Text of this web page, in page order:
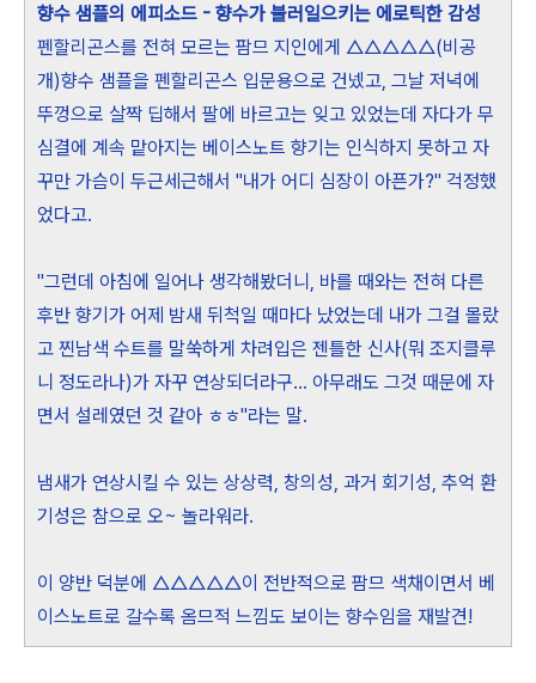
향수 샘플의 에피소드 - 향수가 불러일으키는 에로틱한 감성
펜할리곤스를 전혀 모르는 팜므 지인에게 △△△△△(비공
개)향수 샘플을 펜할리곤스 입문용으로 건넸고, 그날 저녁에
뚜껑으로 살짝 딥해서 팔에 바르고는 잊고 있었는데 자다가 무
심결에 계속 맡아지는 베이스노트 향기는 인식하지 못하고 자
꾸만 가슴이 두근세근해서 "내가 어디 심장이 아픈가?" 걱정했
었다고.
"그런데 아침에 일어나 생각해봤더니, 바를 때와는 전혀 다른
후반 향기가 어제 밤새 뒤척일 때마다 났었는데 내가 그걸 몰랐
고 찐남색 수트를 말쑥하게 차려입은 젠틀한 신사(뭐 조지클루
니 정도라나)가 자꾸 연상되더라구... 아무래도 그것 때문에 자
면서 설레였던 것 같아 ㅎㅎ"라는 말.
냄새가 연상시킬 수 있는 상상력, 창의성, 과거 회기성, 추억 환
기성은 참으로 오~ 놀라워라.
이 양반 덕분에 △△△△△이 전반적으로 팜므 색채이면서 베
이스노트로 갈수록 옴므적 느낌도 보이는 향수임을 재발견!